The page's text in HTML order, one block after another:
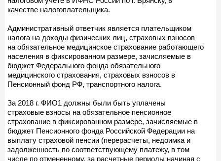
качестве налогоплательщика.
Административный ответчик является плательщиком
налога на доходы физических лиц, страховых взносов
на обязательное медицинское страхование работающего
населения в фиксированном размере, зачисляемые в
бюджет Федерального фонда обязательного
медицинского страхования, страховых взносов в
Пенсионный фонд РФ, транспортного налога.
За 2018 г. ФИО1 должны были быть уплачены
страховые взносы на обязательное пенсионное
страхование в фиксированном размере, зачисляемые в
бюджет Пенсионного фонда Российской Федерации на
выплату страховой пенсии (перерасчеты, недоимка и
задолженность по соответствующему платежу, в том
числе по отмененному, за расчетные периоды начиная с